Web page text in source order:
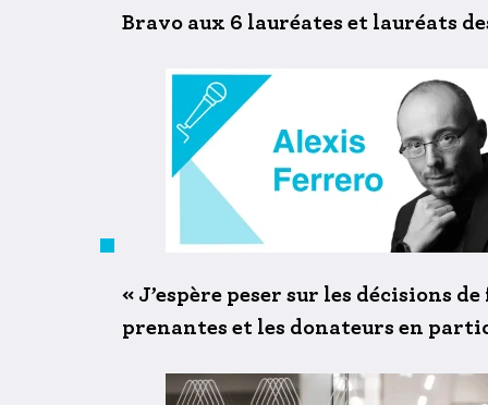
Bravo aux 6 lauréates et lauréats
« J’espère peser sur les décisions
prenantes et les donateurs en